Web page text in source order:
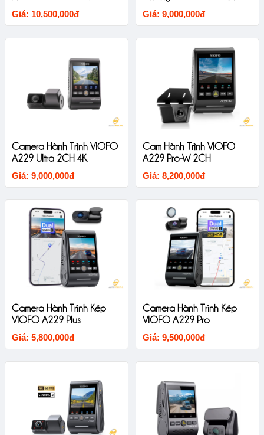
Giá: 10,500,000đ
Ultra-W 2CH 4K
Giá: 9,000,000đ
Camera Hành Trình VIOFO
A229 Ultra 2CH 4K
Giá: 9,000,000đ
Cam Hành Trình VIOFO
A229 Pro-W 2CH
Giá: 8,200,000đ
Camera Hành Trình Kép
VIOFO A229 Plus
Giá: 5,800,000đ
Camera Hành Trình Kép
VIOFO A229 Pro
Giá: 9,500,000đ